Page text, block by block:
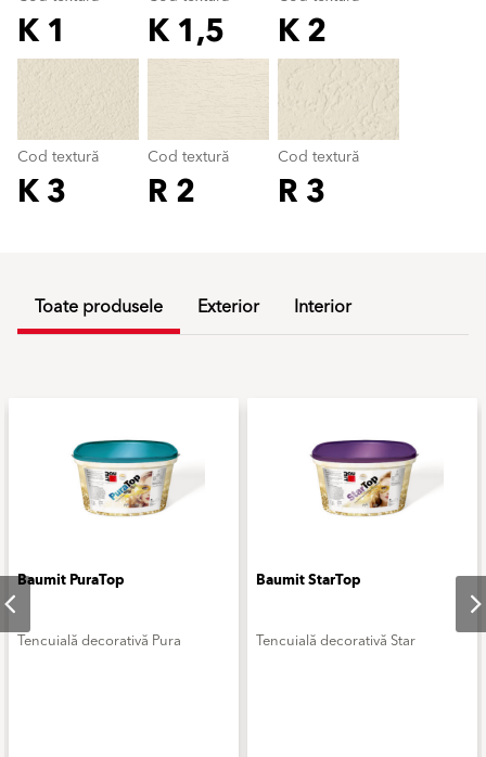
K 1 K 1,5 K 2
Cod textură
K 3
Cod textură
R 2
Cod textură
R 3
Cod textură
color_name
Toate produsele Exterior Interior
Baumit PuraTop
Tencuială decorativă Pura
Baumit StarTop
Tencuială decorativă Star